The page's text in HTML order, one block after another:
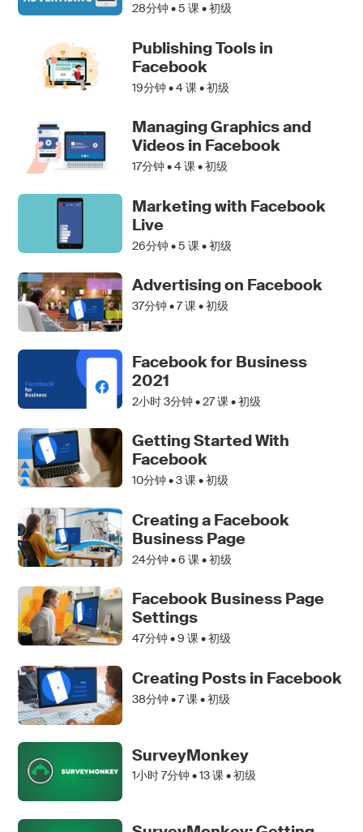
28分钟 •5 课 • 初级
Publishing Tools in
Facebook
19分钟 •4课 • 初级
Managing Graphics and
Videos in Facebook
17分钟 •4课 • 初级
Marketing with Facebook
Live
26分钟 •5 课 • 初级
Advertising on Facebook
37分钟 •7课 • 初级
Facebook for Business
2021
2小时 3分钟 •27课 • 初级
Getting Started With
Facebook
10分钟 •3课 • 初级
Creating a Facebook
Business Page
24分钟 •6 课 • 初级
Facebook Business Page
Settings
47分钟 •9 课 • 初级
Creating Posts in Facebook
38分钟 •7课 • 初级
SurveyMonkey
1小时 7分钟 •13课 • 初级